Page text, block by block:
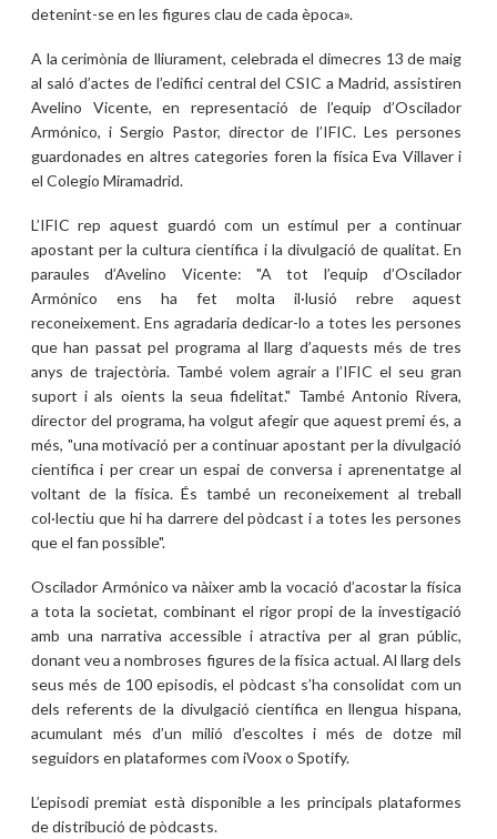
detenint-se en les figures clau de cada època».
A la cerimònia de lliurament, celebrada el dimecres 13 de maig
al saló d’actes de l’edifici central del CSIC a Madrid, assistiren
Avelino Vicente, en representació de l’equip d’Oscilador
Armónico, i Sergio Pastor, director de l’IFIC. Les persones
guardonades en altres categories foren la física Eva Villaver i
el Colegio Miramadrid.
L’IFIC rep aquest guardó com un estímul per a continuar
apostant per la cultura científica i la divulgació de qualitat. En
paraules d’Avelino Vicente: "A tot l’equip d’Oscilador
Armónico ens ha fet molta il·lusió rebre aquest
reconeixement. Ens agradaria dedicar-lo a totes les persones
que han passat pel programa al llarg d’aquests més de tres
anys de trajectòria. També volem agrair a l’IFIC el seu gran
suport i als oients la seua fidelitat." També Antonio Rivera,
director del programa, ha volgut afegir que aquest premi és, a
més, "una motivació per a continuar apostant per la divulgació
científica i per crear un espai de conversa i aprenentatge al
voltant de la física. És també un reconeixement al treball
col·lectiu que hi ha darrere del pòdcast i a totes les persones
que el fan possible".
Oscilador Armónico va nàixer amb la vocació d’acostar la física
a tota la societat, combinant el rigor propi de la investigació
amb una narrativa accessible i atractiva per al gran públic,
donant veu a nombroses figures de la física actual. Al llarg dels
seus més de 100 episodis, el pòdcast s’ha consolidat com un
dels referents de la divulgació científica en llengua hispana,
acumulant més d’un milió d’escoltes i més de dotze mil
seguidors en plataformes com iVoox o Spotify.
L’episodi premiat està disponible a les principals plataformes
de distribució de pòdcasts.